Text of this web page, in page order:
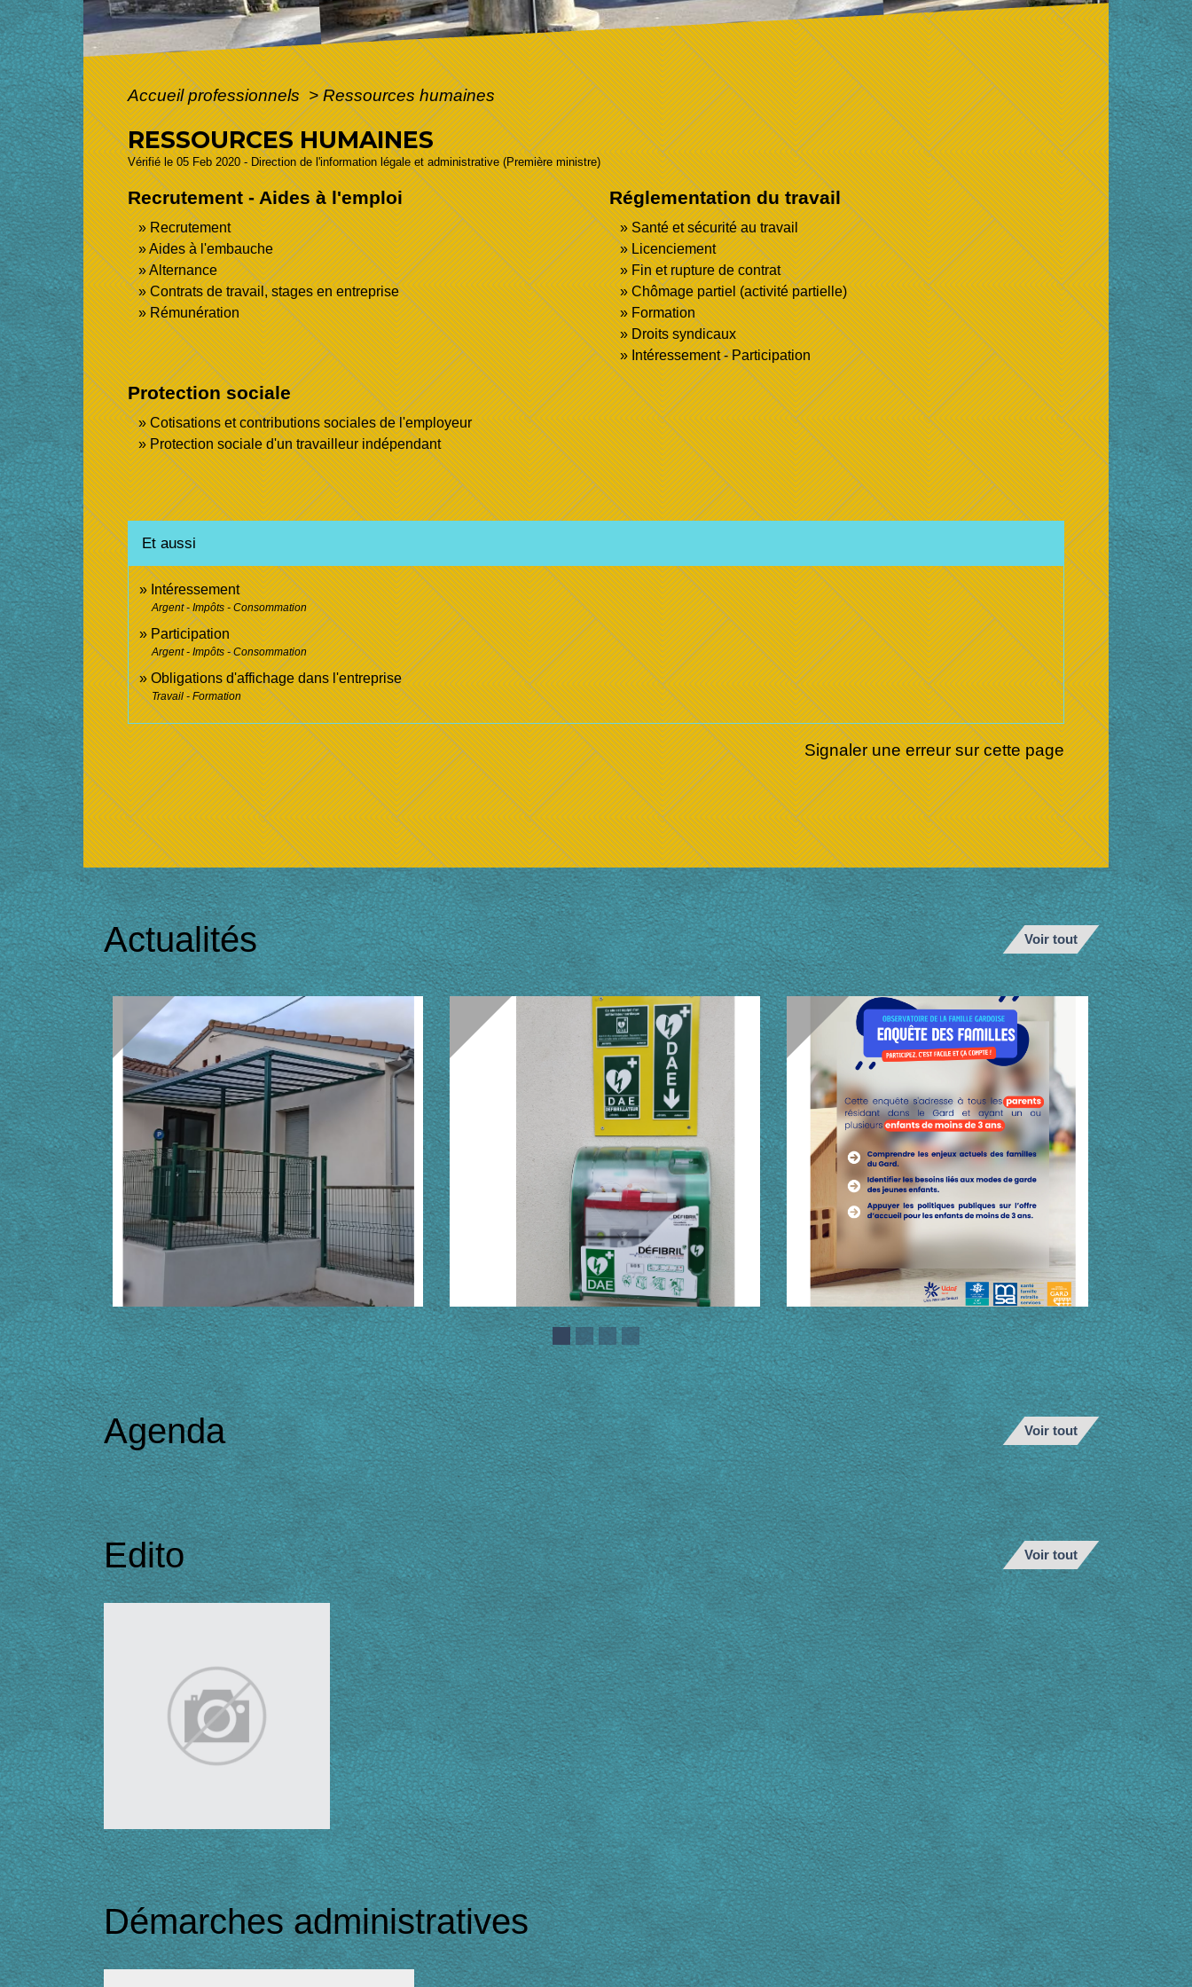
Accueil professionnels> Ressources humaines
RESSOURCES HUMAINES
Vérifié le 05 Feb 2020 - Direction de l'information légale et administrative (Première ministre)
Recrutement - Aides à l'emploi
Recrutement
Aides à l'embauche
Alternance
Contrats de travail, stages en entreprise
Rémunération
Réglementation du travail
Santé et sécurité au travail
Licenciement
Fin et rupture de contrat
Chômage partiel (activité partielle)
Formation
Droits syndicaux
Intéressement - Participation
Protection sociale
Cotisations et contributions sociales de l'employeur
Protection sociale d'un travailleur indépendant
Et aussi
Intéressement
Argent - Impôts - Consommation
Participation
Argent - Impôts - Consommation
Obligations d'affichage dans l'entreprise
Travail - Formation
Signaler une erreur sur cette page
Actualités Voir tout
Agenda Voir tout
Edito Voir tout
Démarches administratives